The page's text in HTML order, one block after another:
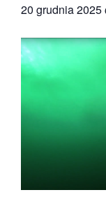
20 grudnia 2025